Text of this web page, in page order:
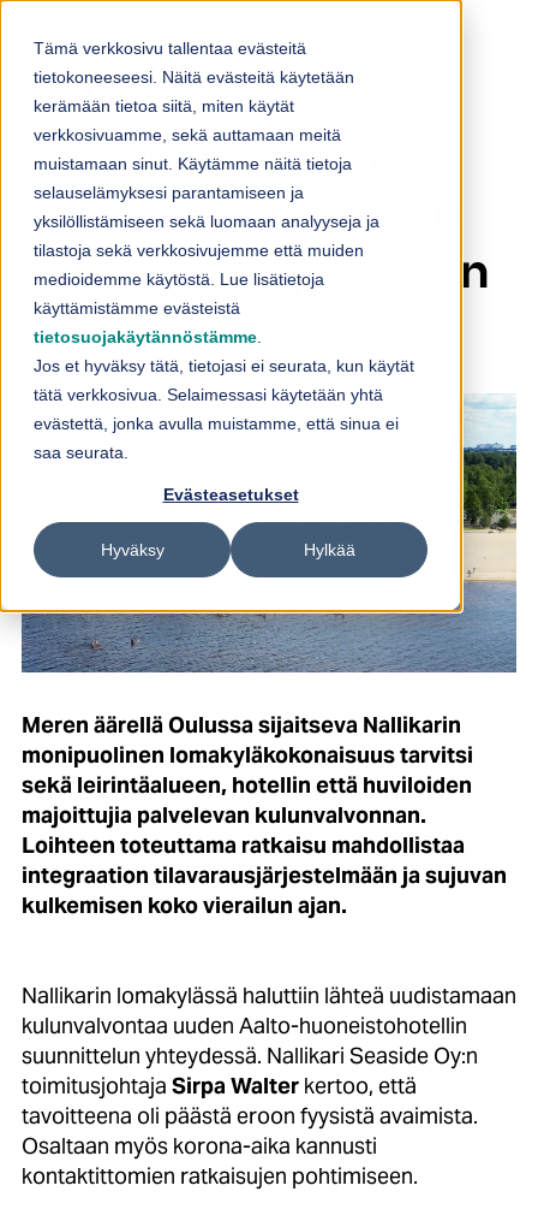
Tämä verkkosivu tallentaa evästeitä
tietokoneeseesi. Näitä evästeitä käytetään
kerämään tietoa siitä, miten käytät
verkkosivuamme, sekä auttamaan meitä
muistamaan sinut. Käytämme näitä tietoja
selauselämyksesi parantamiseen ja
yksilöllistämiseen sekä luomaan analyyseja ja
tilastoja sekä verkkosivujemme että muiden
medioidemme käytöstä. Lue lisätietoja
käyttämistämme evästeistä
tietosuojakäytännöstämme
Jos et hyväksy tätä, tietojasi ei seurata, kun käytät
tätä verkkosivua. Selaimessasi käytetään yhtä
evästettä, jonka avulla muistamme, että sinua ei
saa seurata.
Evästeasetukset
Hyväksy Hylkää
Nallikari:
Kulunvalvonnan
kokonaisuus taipuu
moneen tarpeeseen
11.11.2024
Meren äärellä Oulussa sijaitseva Nallikarin
monipuolinen lomakyläkokonaisuus tarvitsi
sekä leirintäalueen, hotellin että huviloiden
majoittujia palvelevan kulunvalvonnan.
Loihteen toteuttama ratkaisu mahdollistaa
integraation tilavarausjärjestelmään ja sujuvan
kulkemisen koko vierailun ajan.
Nallikarin lomakylässä haluttiin lähteä uudistamaan
kulunvalvontaa uuden Aalto-huoneistohotellin
suunnittelun yhteydessä. Nallikari Seaside Oy:n
toimitusjohtaja Sirpa Walter kertoo, että
tavoitteena oli päästä eroon fyysistä avaimista.
Osaltaan myös korona-aika kannusti
kontaktittomien ratkaisujen pohtimiseen.